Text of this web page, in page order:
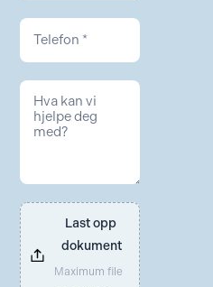
Last opp
dokument
Maximum file